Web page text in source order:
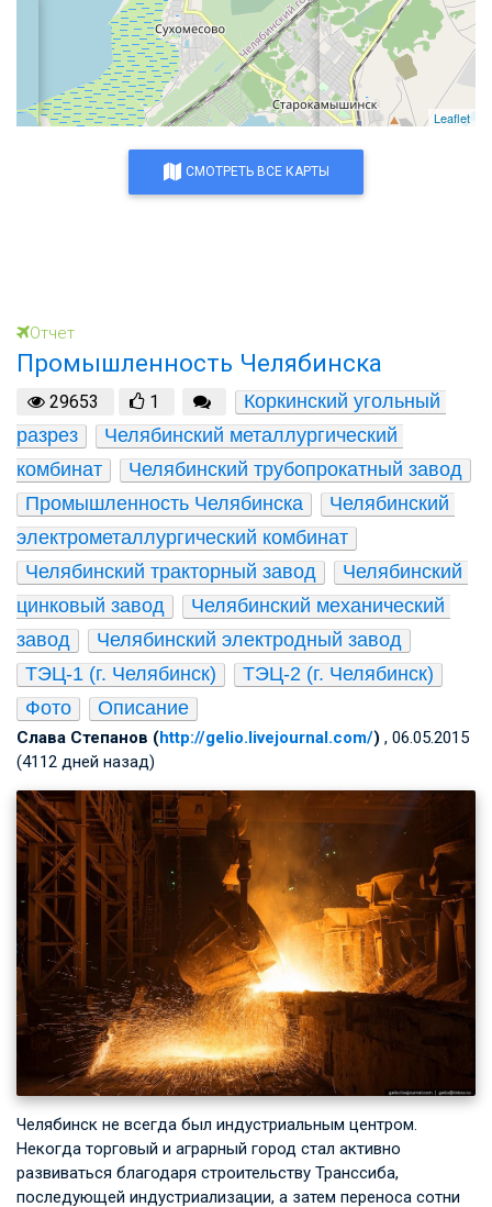
Leaflet
СМОТРЕТЬ ВСЕ КАРТЫ
Отчет
Промышленность Челябинска
29653 1
Коркинский угольный
разрез
Челябинский металлургический
комбинат
Челябинский трубопрокатный завод
Промышленность Челябинска
Челябинский
электрометаллургический комбинат
Челябинский тракторный завод
Челябинский
цинковый завод
Челябинский механический
завод
Челябинский электродный завод
ТЭЦ-1 (г. Челябинск)
ТЭЦ-2 (г. Челябинск)
Фото
Описание
Слава Степанов (http://gelio.livejournal.com/) , 06.05.2015
(4112 дней назад)
Челябинск не всегда был индустриальным центром.
Некогда торговый и аграрный город стал активно
развиваться благодаря строительству Транссиба,
последующей индустриализации, а затем переноса сотни